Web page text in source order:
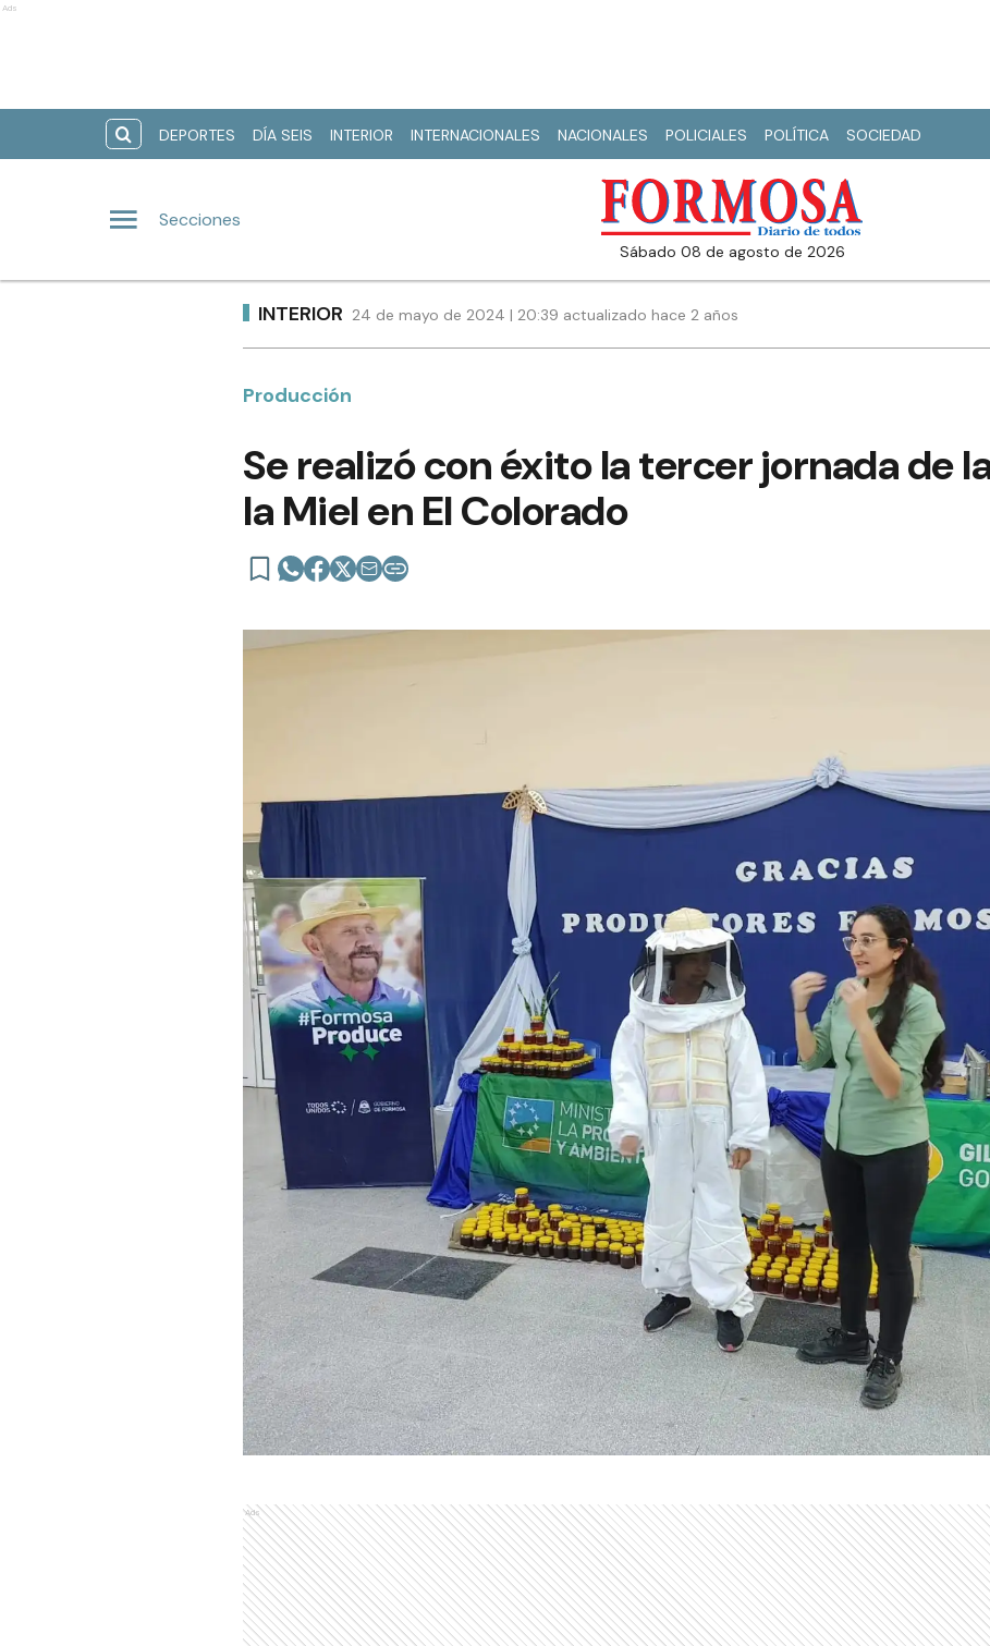
Ads
DEPORTES DÍA SEIS INTERIOR INTERNACIONALES NACIONALES POLICIALES POLÍTICA SOCIEDAD
Secciones
sábado 08 de agosto de 2026
INTERIOR 24 de mayo de 2024 | 20:39 actualizado hace 2 años
Producción
Se realizó con éxito la tercer jornada de
la Miel en El Colorado
Ads